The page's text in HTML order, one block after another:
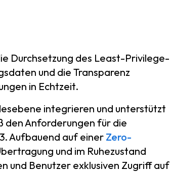
Durchsetzung des Least-Privilege-
und die Transparenz
in Echtzeit.
integrieren und unterstützt
den Anforderungen für die
Aufbauend auf einerZero-
und im Ruhezustand
und Benutzer exklusiven Zugriff auf